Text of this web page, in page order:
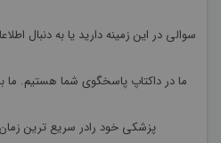
سوالی در این زمینه دارید یا به دنبال
ما در داکتاپ پاسخگوی شما هستیم. ما
پزشکی خود رادر سریع ترین